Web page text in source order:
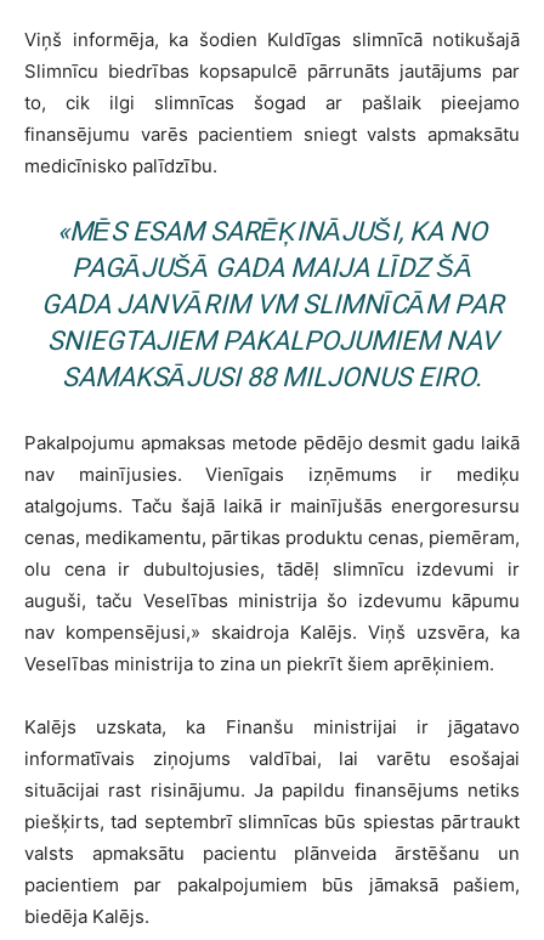
Viņš informēja, ka šodien Kuldīgas slimnīcā notikušajā
Slimnīcu biedrības kopsapulcē pārrunāts jautājums par
to, cik ilgi slimnīcas šogad ar pašlaik pieejamo
finansējumu varēs pacientiem sniegt valsts apmaksātu
medicīnisko palīdzību.
«MĒS ESAM SARĒĶINĀJUŠI, KA NO
PAGĀJUŠĀ GADA MAIJA LĪDZ ŠĀ
GADA JANVĀRIM VM SLIMNĪCĀM PAR
SNIEGTAJIEM PAKALPOJUMIEM NAV
SAMAKSĀJUSI 88 MILJONUS EIRO.
Pakalpojumu apmaksas metode pēdējo desmit gadu laikā
nav mainījusies. Vienīgais izņēmums ir mediķu
atalgojums. Taču šajā laikā ir mainījušās energoresursu
cenas, medikamentu, pārtikas produktu cenas, piemēram,
olu cena ir dubultojusies, tādēļ slimnīcu izdevumi ir
auguši, taču Veselības ministrija šo izdevumu kāpumu
nav kompensējusi,» skaidroja Kalējs. Viņš uzsvēra, ka
Veselības ministrija to zina un piekrīt šiem aprēķiniem.
Kalējs uzskata, ka Finanšu ministrijai ir jāgatavo
informatīvais ziņojums valdībai, lai varētu esošajai
situācijai rast risinājumu. Ja papildu finansējums netiks
piešķirts, tad septembrī slimnīcas būs spiestas pārtraukt
valsts apmaksātu pacientu plānveida ārstēšanu un
pacientiem par pakalpojumiem būs jāmaksā pašiem,
biedēja Kalējs.